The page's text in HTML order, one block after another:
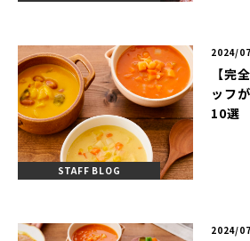
STAFF BLOG
2024/
【完
ッフ
10選
2024/